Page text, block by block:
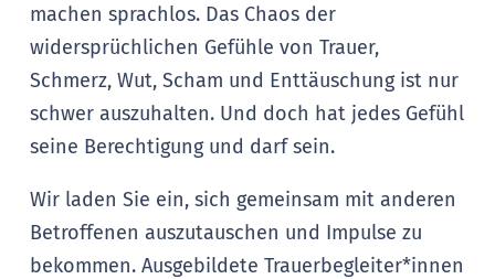
machen sprachlos. Das Chaos der
widersprüchlichen Gefühle von Trauer,
Schmerz, Wut, Scham und Enttäuschung ist nur
schwer auszuhalten. Und doch hat jedes Gefühl
seine Berechtigung und darf sein.
Wir laden Sie ein, sich gemeinsam mit anderen
Betroffenen auszutauschen und Impulse zu
bekommen. Ausgebildete Trauerbegleiter*innen